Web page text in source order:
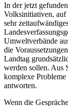
In der jetzt
Volksinitiativen, auf
sehr
Umweltverbände
die
Landtag
werden sollen. Aus
komplexe
antworten.
Wenn die